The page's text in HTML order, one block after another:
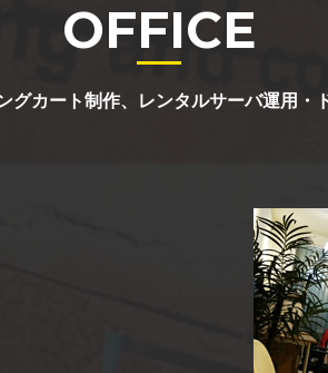
OFFICE
カート制作、レンタルサーバ運用